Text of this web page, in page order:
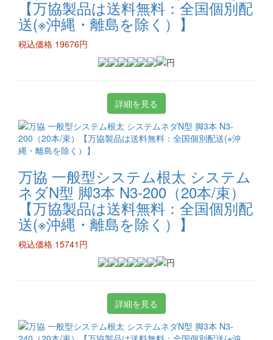
【万協製品は送料無料：全国個別配
送(※沖縄・離島を除く）】
税込価格 19676円
詳細を見る
万協 一般型システム根太 システム
ネダN型 脚3本 N3-200（20本/束）
【万協製品は送料無料：全国個別配
送(※沖縄・離島を除く）】
税込価格 15741円
詳細を見る